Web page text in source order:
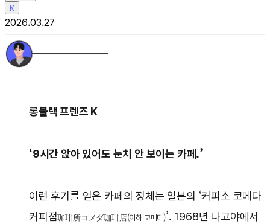
K
2026.03.27
롱블랙 프렌즈 K
‘9시간 앉아 있어도 눈치 안 보이는 카페.’
이런 후기를 얻은 카페의 정체는 일본의 ‘커피소 코메다
커피점珈琲所コメダ珈琲店(이하 코메다)’. 1968년 나고야에서